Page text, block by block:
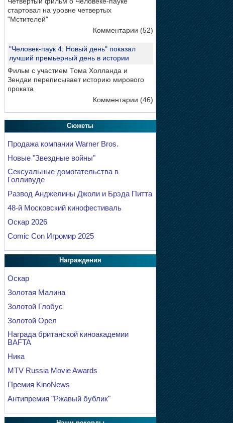
стартовал на уровне четвертых
"Мстителей"
Комментарии (52)
"Человек-паук 4: Новый день" показал
лучший премьерный день в истории
Фильм с участием Тома Холланда и
Зендаи переписывает историю мирового
проката
Комментарии (46)
Сюжеты
Продажа компании Warner Bros.
Новые "Звездные войны"
Сексуальные домогательства в
Голливуде
Развод Анджелины Джоли и Брэда Питта
48-й Московский кинофестиваль
Оскар 2026
Comic Con Игромир 2025
Награждения
Оскар
Золотая Малина
Золотой Глобус
Золотой Орел
Награда британской киноакадемии
BAFTA
Ника
MTV Russia Movie Awards
Премия KinoNews
Антипремия "Ржавый бублик"